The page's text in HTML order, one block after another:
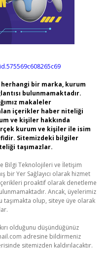
bir marka, kurum
bulunmamaktadır.
makaleler
içerikler haber niteliği
ve kişiler hakkında
kurum ve kişiler ile isim
Sitemizdeki bilgiler
taşımazlar.
Bilgi Teknolojileri ve İletişim
bir Yer Sağlayıcı olarak hizmet
proaktif olarak denetleme
Ancak, üyelerimiz
taşımakta olup, siteye üye olarak
olduğunu düşündüğünüz
adresine bildirmeniz
sitemizden kaldırılacaktır.